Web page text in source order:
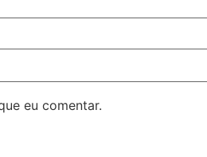
eu comentar.